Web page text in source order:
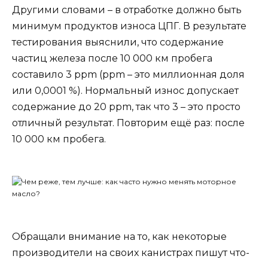
Другими словами – в отработке должно быть
минимум продуктов износа ЦПГ. В результате
тестирования выяснили, что содержание
частиц железа после 10 000 км пробега
составило 3 ppm (ppm – это миллионная доля
или 0,0001 %). Нормальный износ допускает
содержание до 20 ppm, так что 3 – это просто
отличный результат. Повторим ещё раз: после
10 000 км пробега.
Обращали внимание на то, как некоторые
производители на своих канистрах пишут что-